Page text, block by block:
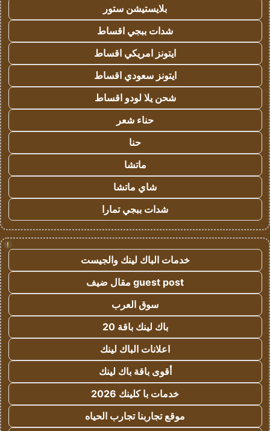
بلايستيشن ستور
شدات ببجي اقساط
ايتونز امريكي اقساط
ايتونز سعودي اقساط
شحن يلا لودو اقساط
حناء شعر
حنا
ماتشا
شاي ماتشا
شدات ببجي تمارا
!
خدمات الباك لينك والجيست
guest post مقال ضيف
سوق العرب
باك لينك باقة 20
اعلانات الباك لينك
أقوى باقة باك لينك
خدمات با كلينك 2026
موقع تجاربنا تجارب الحياه